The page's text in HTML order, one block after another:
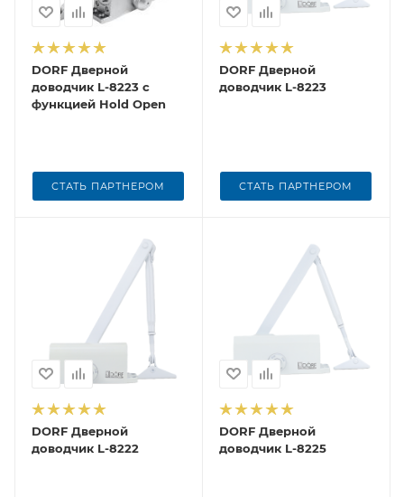
DORF Дверной
доводчик L-8223 с
функцией Hold Open
СТАТЬ ПАРТНЕРОМ
DORF Дверной
доводчик L-8223
СТАТЬ ПАРТНЕРОМ
DORF Дверной
доводчик L-8222
DORF Дверной
доводчик L-8225